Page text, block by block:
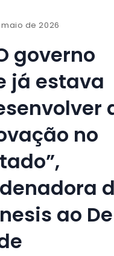
de 2026
governo
já estava
no
ao De